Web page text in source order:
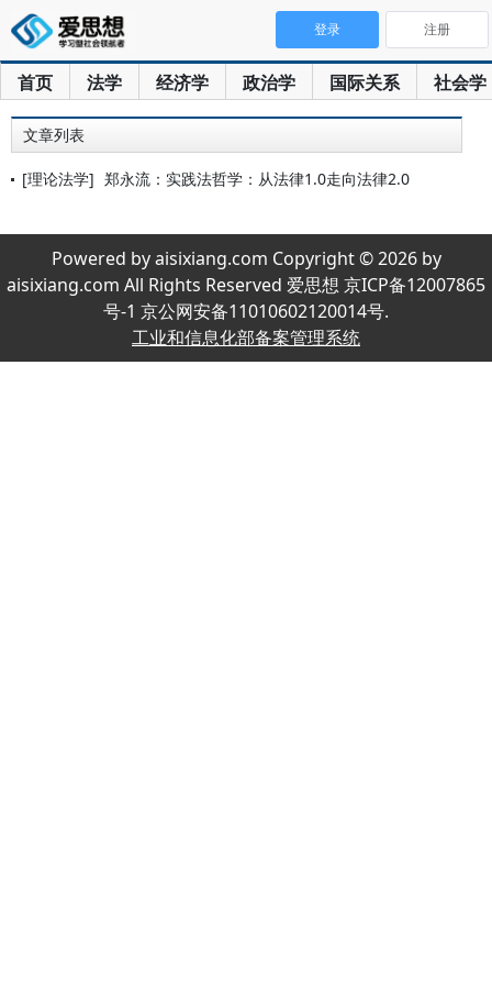
首页 法学 经济学 政治学 国际关系 社会学
登录 注册
文章列表
[理论法学] 郑永流：实践法哲学：从法律1.0走向法律2.0
Powered by aisixiang.com Copyright © 2026 by
aisixiang.com All Rights Reserved 爱思想 京ICP备12007865
号-1 京公网安备11010602120014号.
工业和信息化部备案管理系统